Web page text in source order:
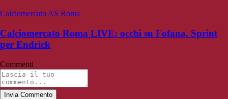
Calciomercato AS Roma
Calciomercato Roma LIVE: occhi su Fofana. Sprint
per Endrick
Commenti
Invia Commento